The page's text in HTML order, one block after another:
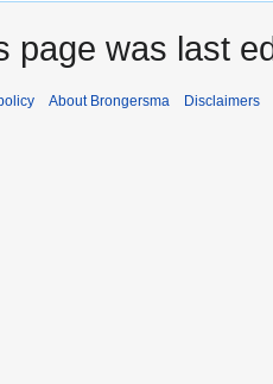
page was last
About Brongersma Disclaimers